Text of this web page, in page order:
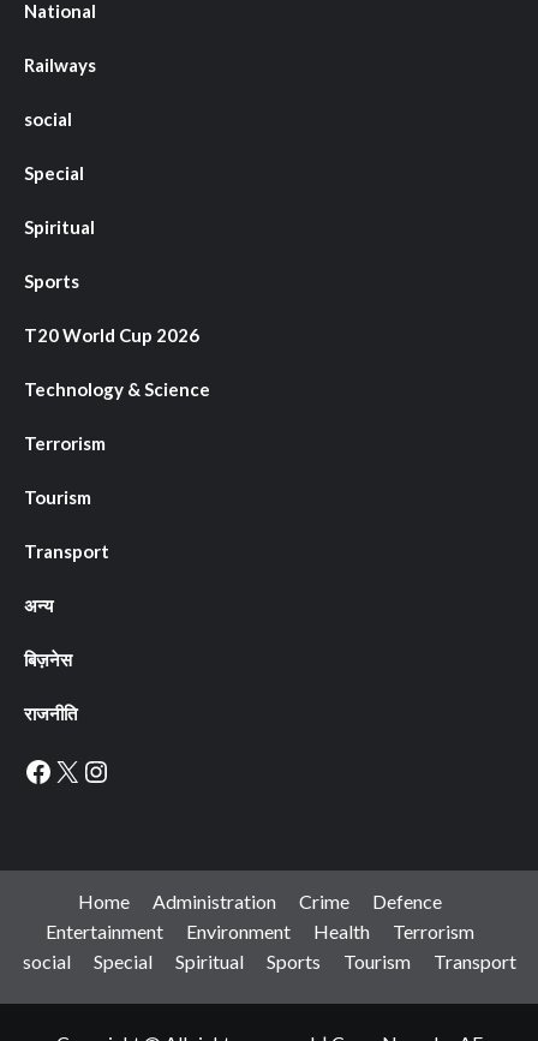
National
Railways
social
Special
Spiritual
Sports
T20 World Cup 2026
Technology & Science
Terrorism
Tourism
Transport
अन्य
बिज़नेस
राजनीति
Facebook
X Instagram
Home Administration Crime
Defence
Entertainment
Environment Health
Terrorism
social
Special Spiritual Sports Tourism Transport